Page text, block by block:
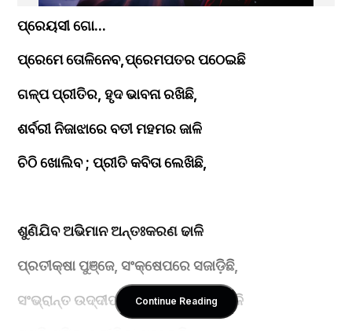
ପ୍ରେୟସୀ ଗୋ...
ପ୍ରେମେ ତୋଳିନେବ,ପ୍ରେମପତର ପଠେଇଛି
ଗଳ୍ପ ପ୍ରୀତିର, ହୃଦ ଭାବନା ରଖିଛି,
ଶର୍ବରୀ ନିଜାଝାରେ ବତୀ ମହମର ଜାଳି
ଚିଠି ଖୋଲିବ ; ପ୍ରୀତି କବିତା ଲେଖିଛି,
ଶୁଣିଯିବ ଅଭିମାନ ଅନ୍ତଃକରଣ ଢାଳି
ପ୍ରତୀକ୍ଷା ପୁଞ୍ଜେ, ସଂକ୍ଷେପରେ ସଜାଡ଼ିଛି,
ସଂଭ୍ରାନ୍ତ ଉଦ୍ଦୀପନା ମରୁଦ୍ବୀପର ସମ୍ଭାଳି
Continue Reading